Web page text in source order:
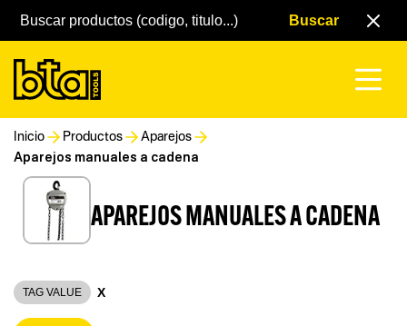
Inicio Productos Aparejos
Aparejos manuales a cadena
APAREJOS MANUALES A CADENA
TAG VALUE X